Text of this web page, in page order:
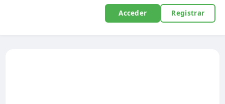
Acceder Registrar